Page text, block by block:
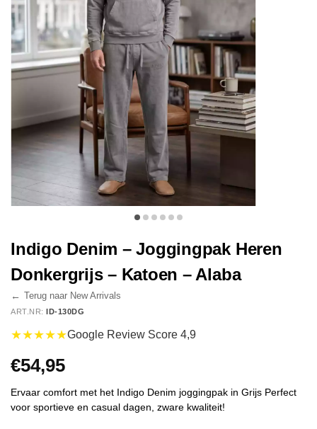
Indigo Denim – Joggingpak Heren
Donkergrijs – Katoen – Alaba
← Terug naar New Arrivals
ART.NR: ID-130DG
★★★★★Google Review Score 4,9
€54,95
Ervaar comfort met het Indigo Denim joggingpak in Grijs Perfect
voor sportieve en casual dagen, zware kwaliteit!